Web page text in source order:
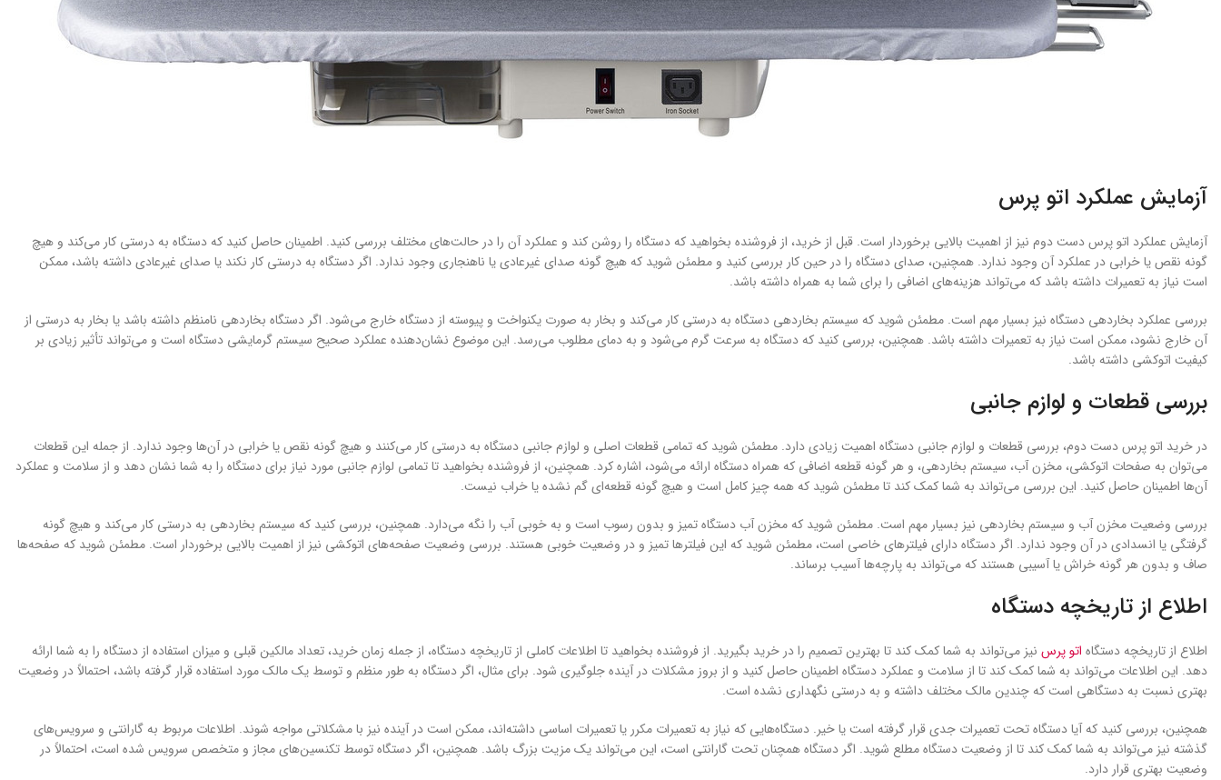
آزمایش عملکرد اتو پرس
آزمایش عملکرد اتو پرس دست دوم نیز از اهمیت بالایی برخوردار است. قبل از خرید، از فروشنده بخواهید که دستگاه را روشن کند و عملکرد آن را در حالت‌های مختلف بررسی کنید. اطمینان حاصل کنید که دستگاه به درستی کار می‌کند و هیچ
گونه نقص یا خرابی در عملکرد آن وجود ندارد. همچنین، صدای دستگاه را در حین کار بررسی کنید و مطمئن شوید که هیچ گونه صدای غیرعادی یا ناهنجاری وجود ندارد. اگر دستگاه به درستی کار نکند یا صدای غیرعادی داشته باشد، ممکن
است نیاز به تعمیرات داشته باشد که می‌تواند هزینه‌های اضافی را برای شما به همراه داشته باشد.
بررسی عملکرد بخاردهی دستگاه نیز بسیار مهم است. مطمئن شوید که سیستم بخاردهی دستگاه به درستی کار می‌کند و بخار به صورت یکنواخت و پیوسته از دستگاه خارج می‌شود. اگر دستگاه بخاردهی نامنظم داشته باشد یا بخار به درستی از
آن خارج نشود، ممکن است نیاز به تعمیرات داشته باشد. همچنین، بررسی کنید که دستگاه به سرعت گرم می‌شود و به دمای مطلوب می‌رسد. این موضوع نشان‌دهنده عملکرد صحیح سیستم گرمایشی دستگاه است و می‌تواند تأثیر زیادی بر
کیفیت اتوکشی داشته باشد.
بررسی قطعات و لوازم جانبی
در خرید اتو پرس دست دوم، بررسی قطعات و لوازم جانبی دستگاه اهمیت زیادی دارد. مطمئن شوید که تمامی قطعات اصلی و لوازم جانبی دستگاه به درستی کار می‌کنند و هیچ گونه نقص یا خرابی در آن‌ها وجود ندارد. از جمله این قطعات
می‌توان به صفحات اتوکشی، مخزن آب، سیستم بخاردهی، و هر گونه قطعه اضافی که همراه دستگاه ارائه می‌شود، اشاره کرد. همچنین، از فروشنده بخواهید تا تمامی لوازم جانبی مورد نیاز برای دستگاه را به شما نشان دهد و از سلامت و عملکرد
آن‌ها اطمینان حاصل کنید. این بررسی می‌تواند به شما کمک کند تا مطمئن شوید که همه چیز کامل است و هیچ گونه قطعه‌ای گم نشده یا خراب نیست.
بررسی وضعیت مخزن آب و سیستم بخاردهی نیز بسیار مهم است. مطمئن شوید که مخزن آب دستگاه تمیز و بدون رسوب است و به خوبی آب را نگه می‌دارد. همچنین، بررسی کنید که سیستم بخاردهی به درستی کار می‌کند و هیچ گونه
گرفتگی یا انسدادی در آن وجود ندارد. اگر دستگاه دارای فیلترهای خاصی است، مطمئن شوید که این فیلترها تمیز و در وضعیت خوبی هستند. بررسی وضعیت صفحه‌های اتوکشی نیز از اهمیت بالایی برخوردار است. مطمئن شوید که صفحه‌ها
صاف و بدون هر گونه خراش یا آسیبی هستند که می‌تواند به پارچه‌ها آسیب برساند.
اطلاع از تاریخچه دستگاه
اطلاع از تاریخچه دستگاه اتو پرس نیز می‌تواند به شما کمک کند تا بهترین تصمیم را در خرید بگیرید. از فروشنده بخواهید تا اطلاعات کاملی از تاریخچه دستگاه، از جمله زمان خرید، تعداد مالکین قبلی و میزان استفاده از دستگاه را به شما ارائه
دهد. این اطلاعات می‌تواند به شما کمک کند تا از سلامت و عملکرد دستگاه اطمینان حاصل کنید و از بروز مشکلات در آینده جلوگیری شود. برای مثال، اگر دستگاه به طور منظم و توسط یک مالک مورد استفاده قرار گرفته باشد، احتمالاً در وضعیت
بهتری نسبت به دستگاهی است که چندین مالک مختلف داشته و به درستی نگهداری نشده است.
همچنین، بررسی کنید که آیا دستگاه تحت تعمیرات جدی قرار گرفته است یا خیر. دستگاه‌هایی که نیاز به تعمیرات مکرر یا تعمیرات اساسی داشته‌اند، ممکن است در آینده نیز با مشکلاتی مواجه شوند. اطلاعات مربوط به گارانتی و سرویس‌های
گذشته نیز می‌تواند به شما کمک کند تا از وضعیت دستگاه مطلع شوید. اگر دستگاه همچنان تحت گارانتی است، این می‌تواند یک مزیت بزرگ باشد. همچنین، اگر دستگاه توسط تکنسین‌های مجاز و متخصص سرویس شده است، احتمالاً در
وضعیت بهتری قرار دارد.